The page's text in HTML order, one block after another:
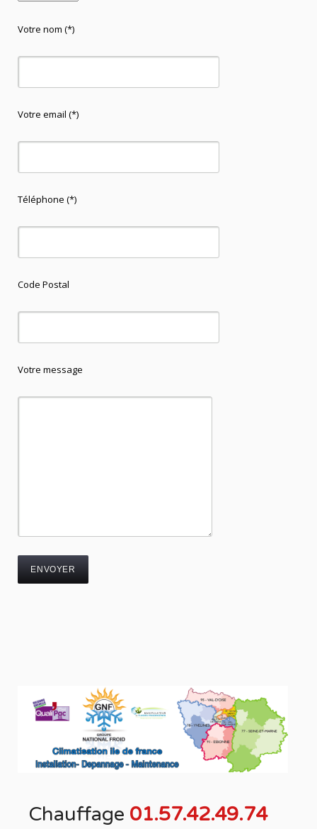
Votre nom (*)
Votre email (*)
Téléphone (*)
Code Postal
Votre message
Chauffage 01.57.42.49.74